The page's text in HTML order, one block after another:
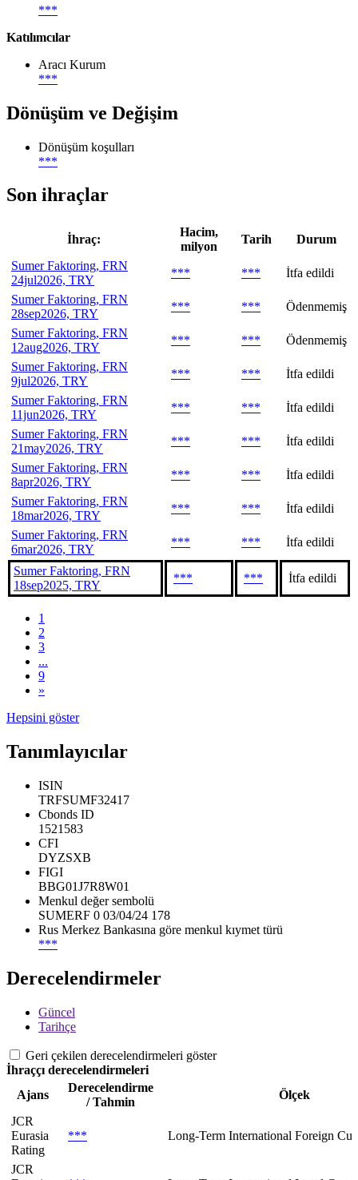
***
Katılımcılar
Aracı Kurum
***
Dönüşüm ve Değişim
Dönüşüm koşulları
***
Son ihraçlar
İhraç:
Hacim,
milyon
Tarih
Durum
Sumer Faktoring, FRN
24jul2026, TRY
*** ***
İtfa edildi
Sumer Faktoring, FRN
28sep2026, TRY
*** ***
Ödenmemiş
Sumer Faktoring, FRN
12aug2026, TRY
*** ***
Ödenmemiş
Sumer Faktoring, FRN
9jul2026, TRY
*** ***
İtfa edildi
Sumer Faktoring, FRN
11jun2026, TRY
*** ***
İtfa edildi
Sumer Faktoring, FRN
21may2026, TRY
*** ***
İtfa edildi
Sumer Faktoring, FRN
8apr2026, TRY
*** ***
İtfa edildi
Sumer Faktoring, FRN
18mar2026, TRY
*** ***
İtfa edildi
Sumer Faktoring, FRN
6mar2026, TRY
*** *** İtfa edildi
Sumer Faktoring, FRN
18sep2025, TRY
*** *** İtfa edildi
1
2
3
...
9
»
Hepsini göster
Tanımlayıcılar
ISIN
TRFSUMF32417
Cbonds ID
1521583
CFI
DYZSXB
FIGI
BBG01J7R8W01
Menkul değer sembolü
SUMERF 0 03/04/24 178
Rus Merkez Bankasına göre menkul kıymet türü
***
Derecelendirmeler
Güncel
Tarihçe
Geri çekilen derecelendirmeleri göster
İhraççı derecelendirmeleri
Ajans
Derecelendirme
/ Tahmin
Ölçek
JCR
Eurasia
Rating
*** Long-Term International Foreign
JCR